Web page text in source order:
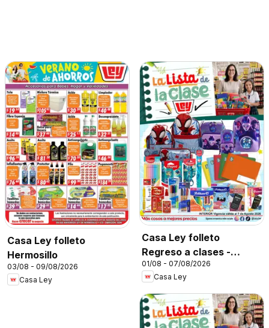
Casa Ley folleto
Hermosillo
03/08 - 09/08/2026
Casa Ley
Casa Ley folleto
Regreso a clases -
Interior 2026
01/08 - 07/08/2026
Casa Ley